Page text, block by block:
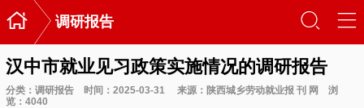
 调研报告 󰃙 󰆉
汉中市就业见习政策实施情况的调研报告
分类： 调研报告 时间：2025-03-31 来源：陕西城乡劳动就业报 刊 网
浏
览： 4040